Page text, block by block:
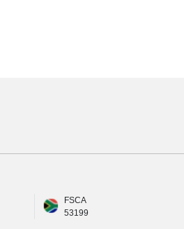
FSCA
53199